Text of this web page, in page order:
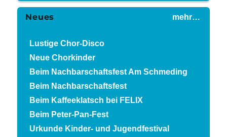
mehr…
Neues
Lustige Chor-Disco
Neue Chorkinder
Beim Nachbarschaftsfest Am Schmeding
Beim Nachbarschaftsfest
Beim Kaffeeklatsch bei FELIX
Beim Peter-Pan-Fest
Urkunde Kinder- und Jugendfestival